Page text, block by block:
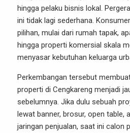
hingga pelaku bisnis lokal.
ini tidak lagi sederhana.
pilihan, mulai dari rumah tapak,
hingga properti komersial skala
menyasar kebutuhan keluarga
Perkembangan tersebut
properti di Cengkareng menjadi
sebelumnya. Jika dulu sebuah
lewat banner, brosur, open table,
jaringan penjualan, saat ini calon